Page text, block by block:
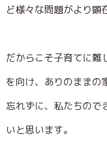
ど様々な問題がより顕
だからこそ子育てに難
を向け、ありのままの
忘れずに、私たちので
いと思います。